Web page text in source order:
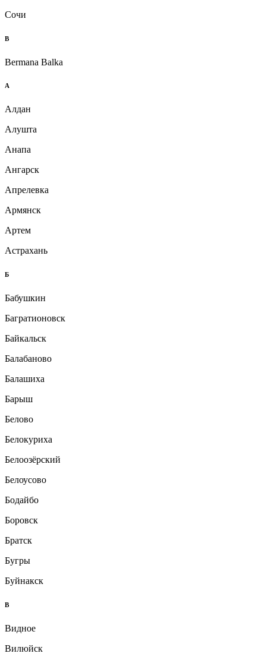
Сочи
B
Bermana Balka
А
Алдан
Алушта
Анапа
Ангарск
Апрелевка
Армянск
Артем
Астрахань
Б
Бабушкин
Багратионовск
Байкальск
Балабаново
Балашиха
Барыш
Белово
Белокуриха
Белоозёрский
Белоусово
Бодайбо
Боровск
Братск
Бугры
Буйнакск
В
Видное
Вилюйск